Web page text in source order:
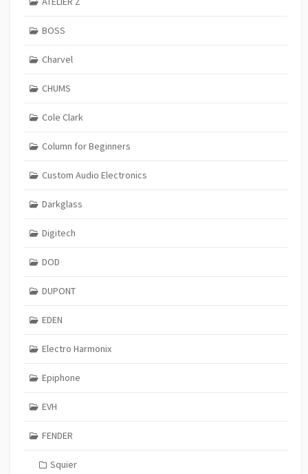
BOSS
Charvel
CHUMS
Cole Clark
Column for Beginners
Custom Audio Electronics
Darkglass
Digitech
DOD
DUPONT
EDEN
Electro Harmonix
Epiphone
EVH
FENDER
Squier